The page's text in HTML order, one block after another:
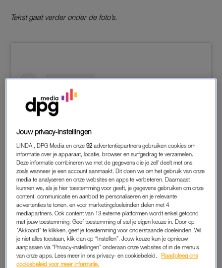
Tekst gaat verder onder de foto’s.
Dit bericht op Instagram bekijken
Jouw privacy-instellingen
LINDA., DPG Media en onze92 advertentiepartners gebruiken cookies om
informatie over je apparaat, locatie, browser en surfgedrag te verzamelen.
Deze informatie combineren we met de gegevens die je zelf deelt met ons,
zoals wanneer je een account aanmaakt. Dit doen we om het gebruik van onze
media te analyseren en onze websites en apps te verbeteren. Daarnaast
kunnen we, als je hier toestemming voor geeft, je gegevens gebruiken om onze
content, communicatie en aanbod te personaliseren en je relevante
advertenties te tonen, en voor marketingdoeleinden delen met 4
mediapartners. Ook content van 13 externe platformen wordt enkel getoond
met jouw toestemming. Geef toestemming of stel je eigen keuze in. Door op
"Akkoord" te klikken, geef je toestemming voor onderstaande doeleinden. Wil
je niet alles toestaan, klik dan op “Instellen”. Jouw keuze kun je opnieuw
aanpassen via “Privacy-instellingen” onderaan onze websites of in de menu’s
van onze apps. Lees meer in ons privacy- en cookiebeleid.
Raadpleeg ons
cookiebeleid voor meer informatie.